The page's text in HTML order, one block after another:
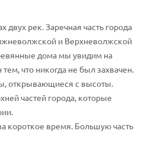
рек. Заречная часть города
и Верхневолжской
дома мы увидим на
что никогда не был захвачен.
открывающиеся с высоты.
частей города, которые
короткое время. Большую часть